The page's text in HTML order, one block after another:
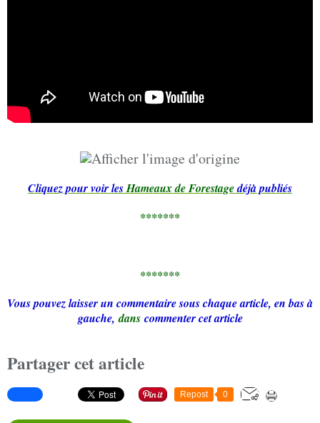
Cliquez pour voir lesHameaux de Forestagedéjà publiés
*******
*******
Vous pouvez laisser un commentaire sous chaque article, en bas à
gauche,dans commenter cet article
Partager cet article
Repost 0